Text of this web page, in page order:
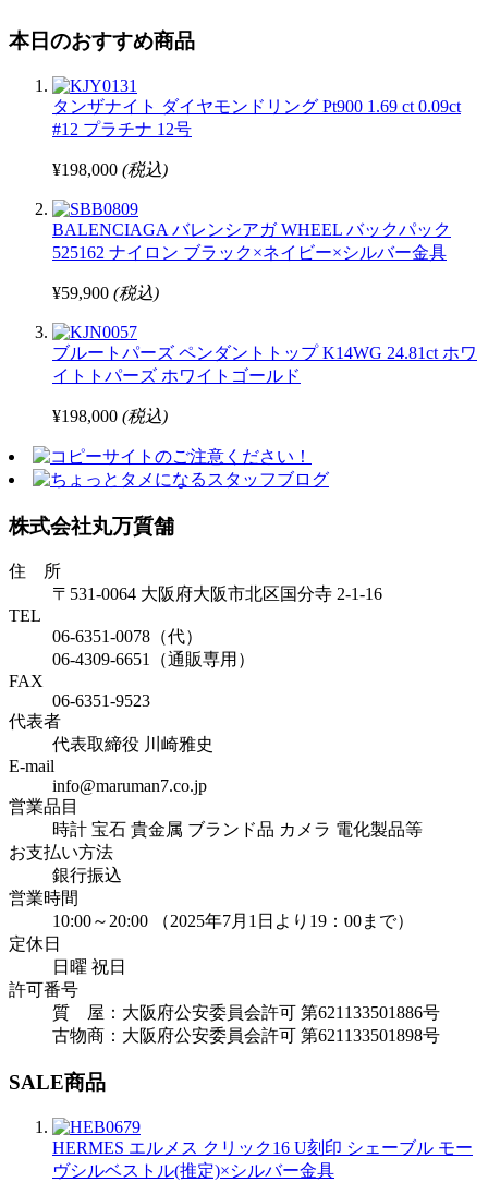
本日のおすすめ商品
タンザナイト ダイヤモンドリング Pt900 1.69 ct 0.09ct
#12 プラチナ 12号
¥198,000 (税込)
BALENCIAGA バレンシアガ WHEEL バックパック
525162 ナイロン ブラック×ネイビー×シルバー金具
¥59,900 (税込)
ブルートパーズ ペンダントトップ K14WG 24.81ct ホワ
イトトパーズ ホワイトゴールド
¥198,000 (税込)
株式会社丸万質舗
住 所
〒531-0064 大阪府大阪市北区国分寺 2-1-16
TEL
06-6351-0078（代）
06-4309-6651（通販専用）
FAX
06-6351-9523
代表者
代表取締役 川崎雅史
E-mail
info@maruman7.co.jp
営業品目
時計 宝石 貴金属 ブランド品 カメラ 電化製品等
お支払い方法
銀行振込
営業時間
10:00～20:00 （2025年7月1日より19：00まで）
定休日
日曜 祝日
許可番号
質 屋：大阪府公安委員会許可 第621133501886号
古物商：大阪府公安委員会許可 第621133501898号
SALE商品
HERMES エルメス クリック16 U刻印 シェーブル モー
ヴシルベストル(推定)×シルバー金具